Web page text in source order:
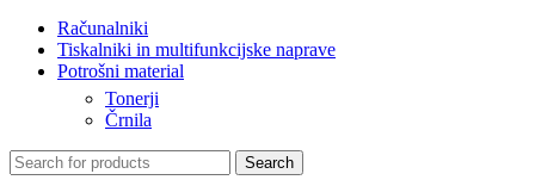
Računalniki
Tiskalniki in multifunkcijske naprave
Potrošni material
Tonerji
Črnila
Search